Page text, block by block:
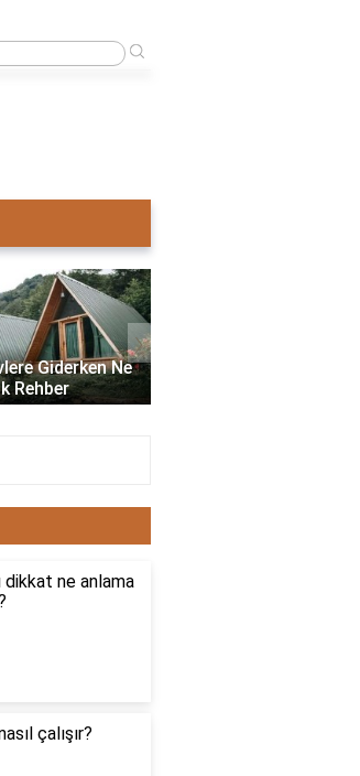
beton ev mi?
Giderken Ne
Rehber
›
dikkat ne anlama
çalışır?